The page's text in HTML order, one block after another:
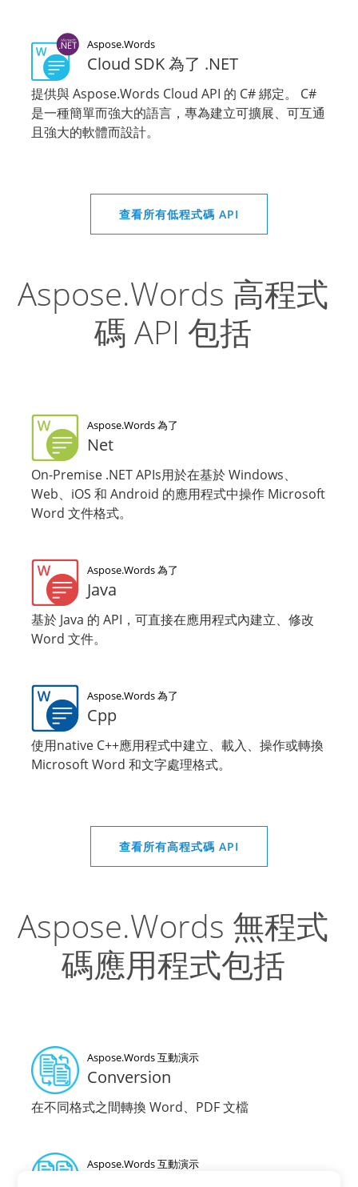
Aspose.Words
Cloud SDK 為了 .NET
提供與 Aspose.Words Cloud API 的 C# 綁定。 C#
是一種簡單而強大的語言，專為建立可擴展、可互通
且強大的軟體而設計。
查看所有低程式碼 API
Aspose.Words 高程式
碼 API 包括
Aspose.Words 為了
Net
On-Premise .NET APIs用於在基於 Windows、
Web、iOS 和 Android 的應用程式中操作 Microsoft
Word 文件格式。
Aspose.Words 為了
Java
基於 Java 的 API，可直接在應用程式內建立、修改
Word 文件。
Aspose.Words 為了
Cpp
使用native C++應用程式中建立、載入、操作或轉換
Microsoft Word 和文字處理格式。
查看所有高程式碼 API
Aspose.Words 無程式
碼應用程式包括
Aspose.Words 互動演示
Conversion
在不同格式之間轉換 Word、PDF 文檔
Aspose.Words 互動演示